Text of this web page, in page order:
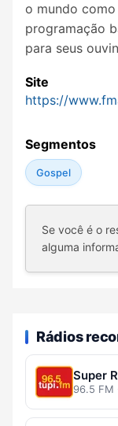
o mundo
programação
para seus
Site
https://
Segmentos
Gospel
Se você é o
alguma
Rádios
Super
96.5 FM